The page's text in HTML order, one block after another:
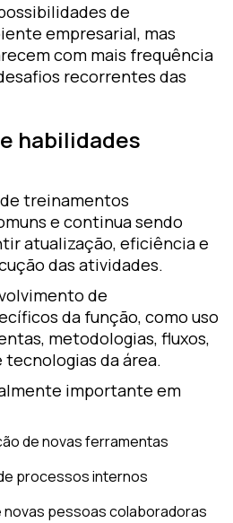
de
empresarial, mas
com mais frequência
recorrentes das
habilidades
treinamentos
e continua sendo
atualização, eficiência e
das atividades.
de
da função, como uso
metodologias, fluxos,
tecnologias da área.
importante em
de novas ferramentas
processos internos
novas pessoas colaboradoras